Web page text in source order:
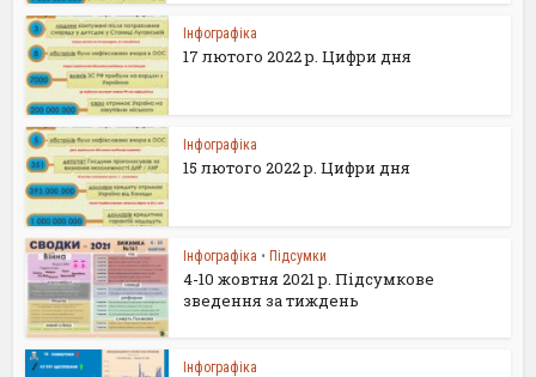
Інфографіка
17 лютого 2022 р. Цифри дня
Інфографіка
15 лютого 2022 р. Цифри дня
Інфографіка • Підсумки
4-10 жовтня 2021 р. Підсумкове
зведення за тиждень
Інфографіка